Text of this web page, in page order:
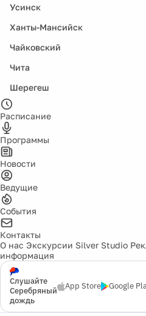
Усинск
Ханты-Мансийск
Чайковский
Чита
Шерегеш
Расписание
Программы
Новости
Ведущие
События
Контакты
О нас Экскурсии Silver Studio
информация
Слушайте
Серебряный
дождь
App Store Google